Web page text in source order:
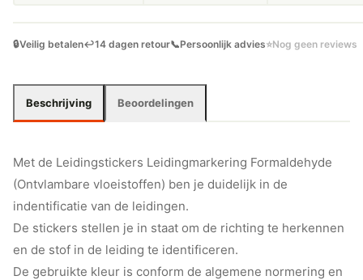
🔒Veilig betalen↩️14 dagen retour📞Persoonlijk advies⭐Nog geen reviews
Beschrijving Beoordelingen
Met de Leidingstickers Leidingmarkering Formaldehyde
(Ontvlambare vloeistoffen) ben je duidelijk in de
indentificatie van de leidingen.
De stickers stellen je in staat om de richting te herkennen
en de stof in de leiding te identificeren.
De gebruikte kleur is conform de algemene normering en